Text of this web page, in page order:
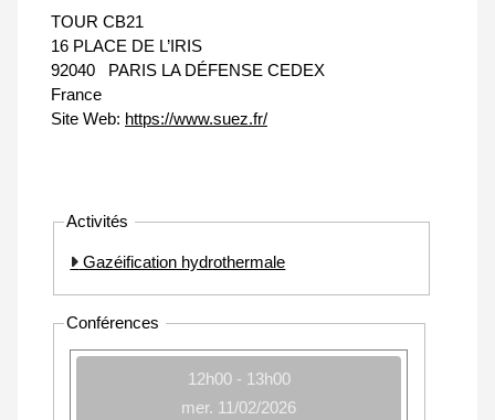
TOUR CB21
16 PLACE DE L’IRIS
92040
PARIS LA DÉFENSE CEDEX
France
Site Web: https://www.suez.fr/
Activités
Gazéification hydrothermale
Conférences
12h00 - 13h00
mer. 11/02/2026